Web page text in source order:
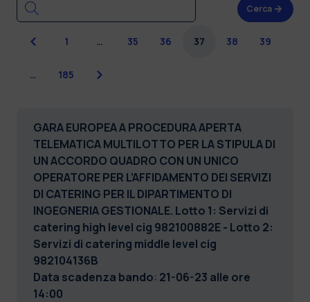
Cerca
Precedente
1 … 35 36 37 38 39
… 185 Successiva
GARA EUROPEA A PROCEDURA APERTA
TELEMATICA MULTILOTTO PER LA STIPULA DI
UN ACCORDO QUADRO CON UN UNICO
OPERATORE PER L’AFFIDAMENTO DEI SERVIZI
DI CATERING PER IL DIPARTIMENTO DI
INGEGNERIA GESTIONALE. Lotto 1: Servizi di
catering high level cig 982100882E - Lotto 2:
Servizi di catering middle level cig
982104136B
Data scadenza bando: 21-06-23 alle ore
14:00